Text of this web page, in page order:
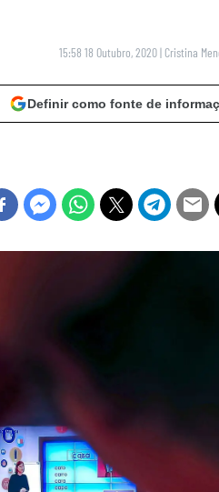
15:58 18 Outubro, 2020 | Cristina
Definir como fonte de